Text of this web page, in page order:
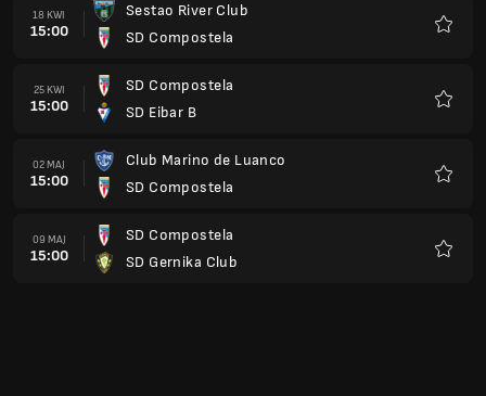
18 KWI
15:00
Sestao River Club
SD Compostela
25 KWI
15:00
SD Compostela
SD Eibar B
02 MAJ
15:00
Club Marino de Luanco
SD Compostela
09 MAJ
15:00
SD Compostela
SD Gernika Club